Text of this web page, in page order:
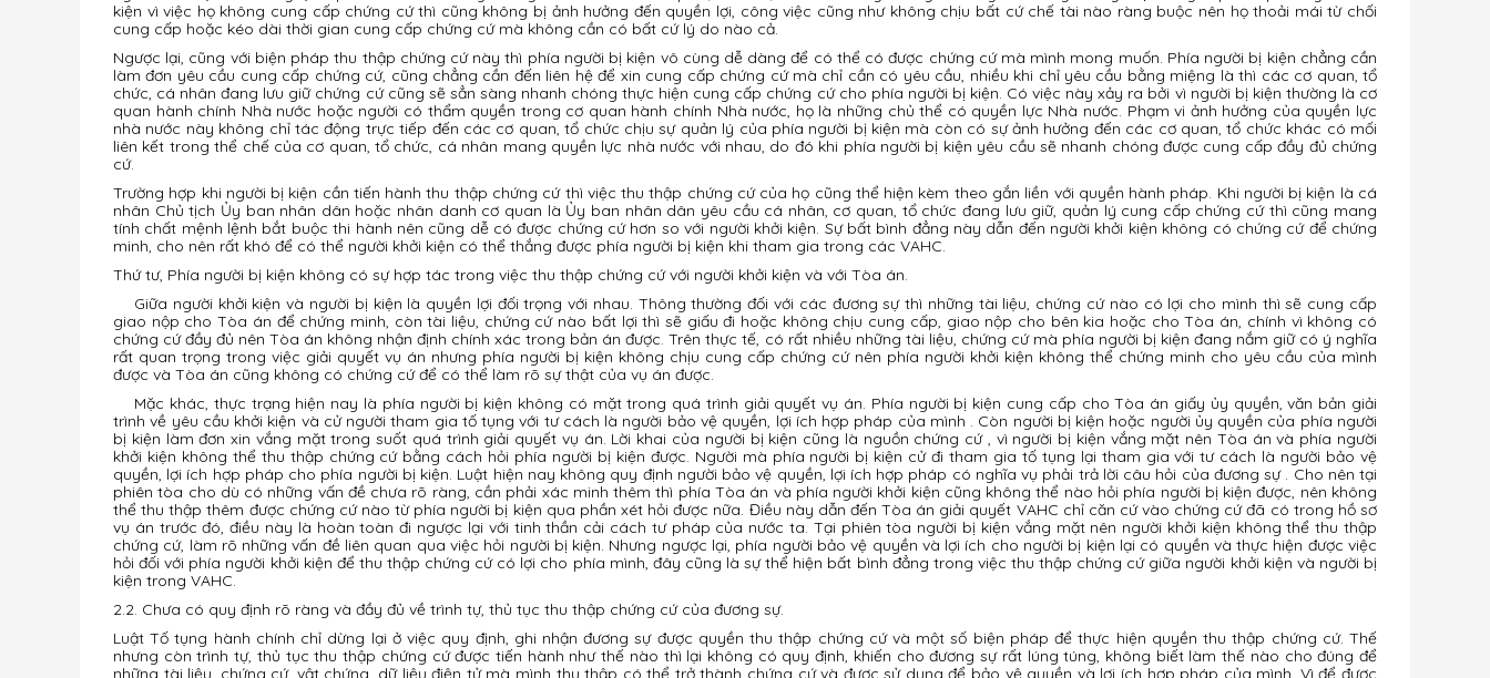
kiện vì việc họ không cung cấp chứng cứ thì cũng không bị ảnh hưởng đến quyền lợi, công việc cũng như không chịu bất cứ chế tài nào ràng buộc nên họ thoải mái từ chối
cung cấp hoặc kéo dài thời gian cung cấp chứng cứ mà không cần có bất cứ lý do nào cả.
Ngược lại, cũng với biện pháp thu thập chứng cứ này thì phía người bị kiện vô cùng dễ dàng để có thể có được chứng cứ mà mình mong muốn. Phía người bị kiện chẳng cần
làm đơn yêu cầu cung cấp chứng cứ, cũng chẳng cần đến liên hệ để xin cung cấp chứng cứ mà chỉ cần có yêu cầu, nhiều khi chỉ yêu cầu bằng miệng là thì các cơ quan, tổ
chức, cá nhân đang lưu giữ chứng cứ cũng sẽ sẳn sàng nhanh chóng thực hiện cung cấp chứng cứ cho phía người bị kiện. Có việc này xảy ra bởi vì người bị kiện thường là cơ
quan hành chính Nhà nước hoặc người có thẩm quyền trong cơ quan hành chính Nhà nước, họ là những chủ thể có quyền lực Nhà nước. Phạm vi ảnh hưởng của quyền lực
nhà nước này không chỉ tác động trực tiếp đến các cơ quan, tổ chức chịu sự quản lý của phía người bị kiện mà còn có sự ảnh hưởng đến các cơ quan, tổ chức khác có mối
liên kết trong thể chế của cơ quan, tổ chức, cá nhân mang quyền lực nhà nước với nhau, do đó khi phía người bị kiện yêu cầu sẽ nhanh chóng được cung cấp đầy đủ chứng
cứ.
Trường hợp khi người bị kiện cần tiến hành thu thập chứng cứ thì việc thu thập chứng cứ của họ cũng thể hiện kèm theo gắn liền với quyền hành pháp. Khi người bị kiện là cá
nhân Chủ tịch Ủy ban nhân dân hoặc nhân danh cơ quan là Ủy ban nhân dân yêu cầu cá nhân, cơ quan, tổ chức đang lưu giữ, quản lý cung cấp chứng cứ thì cũng mang
tính chất mệnh lệnh bắt buộc thi hành nên cũng dễ có được chứng cứ hơn so với người khởi kiện. Sự bất bình đẳng này dẫn đến người khởi kiện không có chứng cứ để chứng
minh, cho nên rất khó để có thể người khởi kiện có thể thắng được phía người bị kiện khi tham gia trong các VAHC.
Thứ tư, Phía người bị kiện không có sự hợp tác trong việc thu thập chứng cứ với người khởi kiện và với Tòa án.
Giữa người khởi kiện và người bị kiện là quyền lợi đối trọng với nhau. Thông thường đối với các đương sự thì những tài liệu, chứng cứ nào có lợi cho mình thì sẽ cung cấp
giao nộp cho Tòa án để chứng minh, còn tài liệu, chứng cứ nào bất lợi thì sẽ giấu đi hoặc không chịu cung cấp, giao nộp cho bên kia hoặc cho Tòa án, chính vì không có
chứng cứ đầy đủ nên Tòa án không nhận định chính xác trong bản án được. Trên thực tế, có rất nhiều những tài liệu, chứng cứ mà phía người bị kiện đang nắm giữ có ý nghĩa
rất quan trọng trong việc giải quyết vụ án nhưng phía người bị kiện không chịu cung cấp chứng cứ nên phía người khởi kiện không thể chứng minh cho yêu cầu của mình
được và Tòa án cũng không có chứng cứ để có thể làm rõ sự thật của vụ án được.
Mặc khác, thực trạng hiện nay là phía người bị kiện không có mặt trong quá trình giải quyết vụ án. Phía người bị kiện cung cấp cho Tòa án giấy ủy quyền, văn bản giải
trình về yêu cầu khởi kiện và cử người tham gia tố tụng với tư cách là người bảo vệ quyền, lợi ích hợp pháp của mình . Còn người bị kiện hoặc người ủy quyền của phía người
bị kiện làm đơn xin vắng mặt trong suốt quá trình giải quyết vụ án. Lời khai của người bị kiện cũng là nguồn chứng cứ , vì người bị kiện vắng mặt nên Tòa án và phía người
khởi kiện không thể thu thập chứng cứ bằng cách hỏi phía người bị kiện được. Người mà phía người bị kiện cử đi tham gia tố tụng lại tham gia với tư cách là người bảo vệ
quyền, lợi ích hợp pháp cho phía người bị kiện. Luật hiện nay không quy định người bảo vệ quyền, lợi ích hợp pháp có nghĩa vụ phải trả lời câu hỏi của đương sự . Cho nên tại
phiên tòa cho dù có những vấn đề chưa rõ ràng, cần phải xác minh thêm thì phía Tòa án và phía người khởi kiện cũng không thể nào hỏi phía người bị kiện được, nên không
thể thu thập thêm được chứng cứ nào từ phía người bị kiện qua phần xét hỏi được nữa. Điều này dẫn đến Tòa án giải quyết VAHC chỉ căn cứ vào chứng cứ đã có trong hồ sơ
vụ án trước đó, điều này là hoàn toàn đi ngược lại với tinh thần cải cách tư pháp của nước ta. Tại phiên tòa người bị kiện vắng mặt nên người khởi kiện không thể thu thập
chứng cứ, làm rõ những vấn đề liên quan qua việc hỏi người bị kiện. Nhưng ngược lại, phía người bảo vệ quyền và lợi ích cho người bị kiện lại có quyền và thực hiện được việc
hỏi đối với phía người khởi kiện để thu thập chứng cứ có lợi cho phía mình, đây cũng là sự thể hiện bất bình đẳng trong việc thu thập chứng cứ giữa người khởi kiện và người bị
kiện trong VAHC.
2.2. Chưa có quy định rõ ràng và đầy đủ về trình tự, thủ tục thu thập chứng cứ của đương sự.
Luật Tố tụng hành chính chỉ dừng lại ở việc quy định, ghi nhận đương sự được quyền thu thập chứng cứ và một số biện pháp để thực hiện quyền thu thập chứng cứ. Thế
nhưng còn trình tự, thủ tục thu thập chứng cứ được tiến hành như thế nào thì lại không có quy định, khiến cho đương sự rất lúng túng, không biết làm thế nào cho đúng để
những tài liệu, chứng cứ, vật chứng, dữ liệu điện tử mà mình thu thập có thể trở thành chứng cứ và được sử dụng để bảo vệ quyền và lợi ích hợp pháp của mình. Vì để được